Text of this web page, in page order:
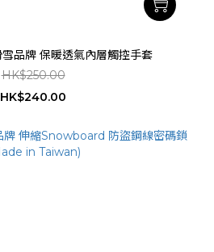
ULLR台灣原創滑雪品牌 保暖透氣內層觸控手套
HK$250.00
HK$240.00